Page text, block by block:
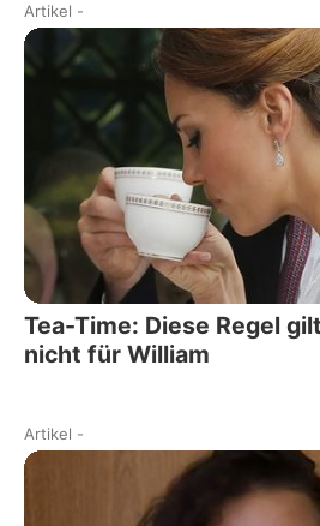
Artikel -
Tea-Time: Diese Regel
nicht für William
Artikel -